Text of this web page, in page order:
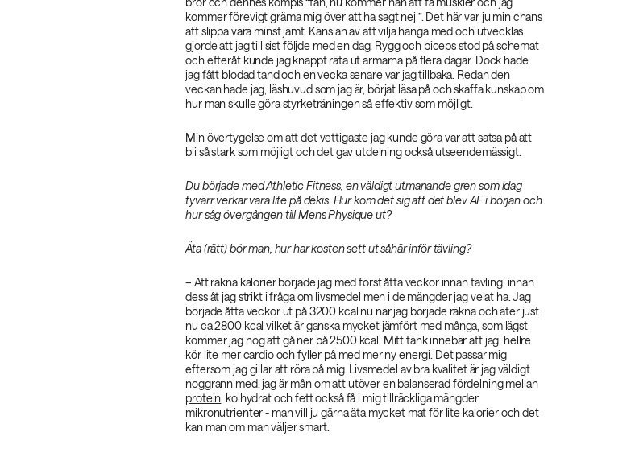
kommer förevigt gräma mig över att ha sagt nej ”. Det här var ju min chans
att slippa vara minst jämt. Känslan av att vilja hänga med och utvecklas
gjorde att jag till sist följde med en dag. Rygg och biceps stod på schemat
och efteråt kunde jag knappt räta ut armarna på flera dagar. Dock hade
jag fått blodad tand och en vecka senare var jag tillbaka. Redan den
veckan hade jag, läshuvud som jag är, börjat läsa på och skaffa kunskap om
hur man skulle göra styrketräningen så effektiv som möjligt.
Min övertygelse om att det vettigaste jag kunde göra var att satsa på att
bli så stark som möjligt och det gav utdelning också utseendemässigt.
Du började med Athletic Fitness, en väldigt utmanande gren som idag
tyvärr verkar vara lite på dekis. Hur kom det sig att det blev AF i början och
hur såg övergången till Mens Physique ut?
Äta (rätt) bör man, hur har kosten sett ut såhär inför tävling?
– Att räkna kalorier började jag med först åtta veckor innan tävling, innan
dess åt jag strikt i fråga om livsmedel men i de mängder jag velat ha. Jag
började åtta veckor ut på 3200 kcal nu när jag började räkna och äter just
nu ca 2800 kcal vilket är ganska mycket jämfört med många, som lägst
kommer jag nog att gå ner på 2500 kcal. Mitt tänk innebär att jag, hellre
kör lite mer cardio och fyller på med mer ny energi. Det passar mig
eftersom jag gillar att röra på mig. Livsmedel av bra kvalitet är jag väldigt
noggrann med, jag är mån om att utöver en balanserad fördelning mellan
protein , kolhydrat och fett också få i mig tillräckliga mängder
mikronutrienter - man vill ju gärna äta mycket mat för lite kalorier och det
kan man om man väljer smart.